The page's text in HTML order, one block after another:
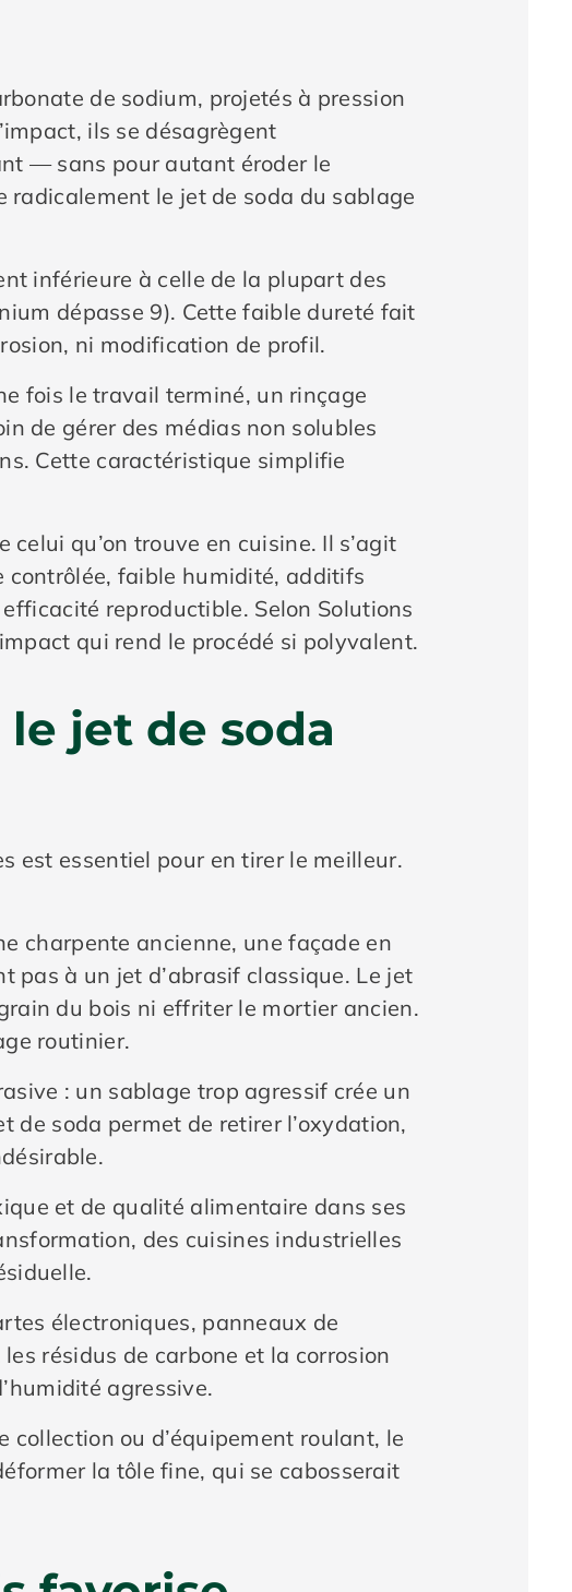
de sodium, projetés à pression
ils se désagrègent
— sans pour autant éroder le
le jet de soda du sablage
inférieure à celle de la plupart des
dépasse 9). Cette faible dureté fait
ni modification de profil.
fois le travail terminé, un rinçage
de gérer des médias non solubles
Cette caractéristique simplifie
qu’on trouve en cuisine. Il s’agit
contrôlée, faible humidité, additifs
reproductible. Selon Solutions
qui rend le procédé si polyvalent.
jet de soda
est essentiel pour en tirer le meilleur.
charpente ancienne, une façade en
pas à un jet d’abrasif classique. Le jet
du bois ni effriter le mortier ancien.
routinier.
: un sablage trop agressif crée un
soda permet de retirer l’oxydation,
et de qualité alimentaire dans ses
des cuisines industrielles
électroniques, panneaux de
résidus de carbone et la corrosion
agressive.
collection ou d’équipement roulant, le
la tôle fine, qui se cabosserait